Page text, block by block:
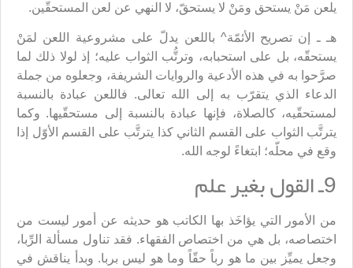
يلعن مَنْ يستحق ومَنْ لا يستحقّ، لا النهي عن لعن المستحقّين.
هـ ـ إن تصريح الأئمّة^ باللعن يدلّ على مشروعية اللعن لمَنْ
يستحقّه، بل على استحبابه، وترتُّب الثواب عليه؛ إذ لولا ذلك لما
صرَّحوا به في هذه الأدعية والروايات الشريفة، وجعلوه من جملة
الدعاء الذي يتقرّب به إلى الله تعالى. فاللعن عبادة بالنسبة
لمستحقّيه، كالصلاة، فإنها عبادة بالنسبة إلى مستحقّيها. وكما
يترتَّب الثواب على القسم الثاني كذا يترتَّب على القسم الأوّل إذا
وقع في محلّه؛ ابتغاءً لوجه الله.
9ـ القول بغير علم
من الأمور التي يؤاخَذ بها الكاتب هو حديثه عن أمور ليست من
اختصاصه، بل هي من اختصاص الفقهاء. فقد تناول مسألة الرِّبا،
وجعل يميِّز بين ما هو رباً حقّاً وما هو ليس بربا. وبدأ يناقش في